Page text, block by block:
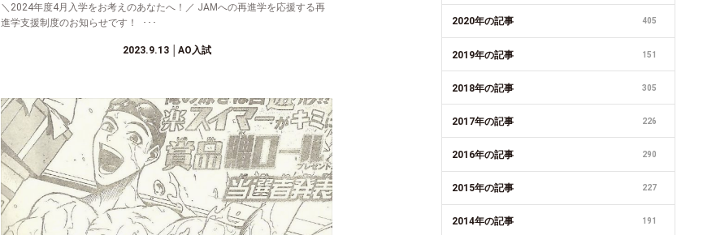
＼2024年度4月入学をお考えのあなたへ！／ JAMへの再進学を応援する再
進学支援制度のお知らせです！ ･･･
2023.9.13│AO入試
2020年の記事 405
2019年の記事 151
2018年の記事 305
2017年の記事 226
2016年の記事 290
2015年の記事 227
2014年の記事 191